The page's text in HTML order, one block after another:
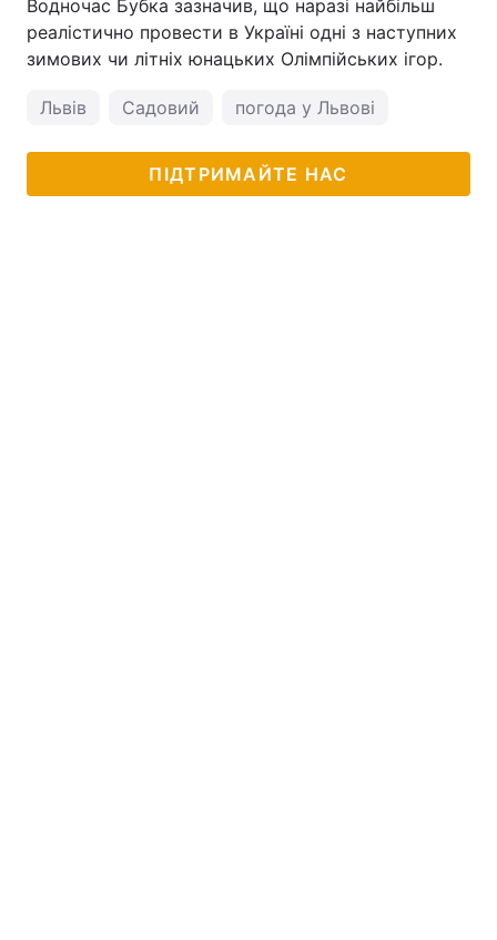
Водночас Бубка зазначив, що наразі найбільш
реалістично провести в Україні одні з наступних
зимових чи літніх юнацьких Олімпійських ігор.
Львів Садовий погода у Львові
ПІДТРИМАЙТЕ НАС